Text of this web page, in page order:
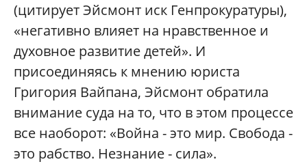
(цитирует Эйсмонт иск Генпрокуратуры),
«негативно влияет на нравственное и
духовное развитие детей». И
присоединяясь к мнению юриста
Григория Вайпана, Эйсмонт обратила
внимание суда на то, что в этом процессе
все наоборот: «Война - это мир. Свобода -
это рабство. Незнание - сила».